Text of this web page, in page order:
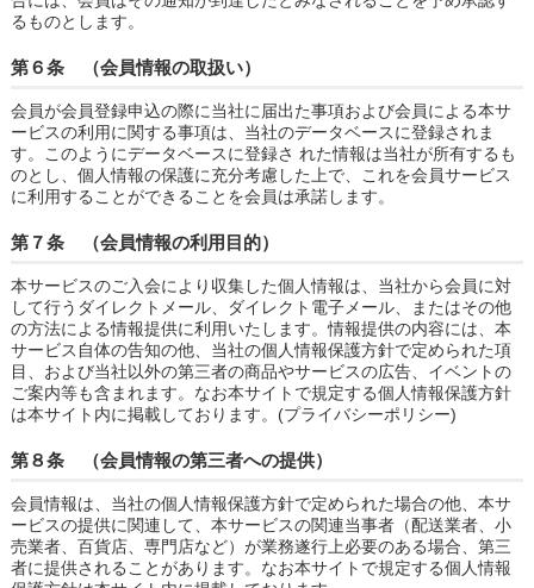
るものとします。
第６条 （会員情報の取扱い）
会員が会員登録申込の際に当社に届出た事項および会員による本サ
ービスの利用に関する事項は、当社のデータベースに登録されま
す。このようにデータベースに登録さ れた情報は当社が所有するも
のとし、個人情報の保護に充分考慮した上で、これを会員サービス
に利用することができることを会員は承諾します。
第７条 （会員情報の利用目的）
本サービスのご入会により収集した個人情報は、当社から会員に対
して行うダイレクトメール、ダイレクト電子メール、またはその他
の方法による情報提供に利用いたします。情報提供の内容には、本
サービス自体の告知の他、当社の個人情報保護方針で定められた項
目、および当社以外の第三者の商品やサービスの広告、イベントの
ご案内等も含まれます。なお本サイトで規定する個人情報保護方針
は本サイト内に掲載しております。(プライバシーポリシー)
第８条 （会員情報の第三者への提供）
会員情報は、当社の個人情報保護方針で定められた場合の他、本サ
ービスの提供に関連して、本サービスの関連当事者（配送業者、小
売業者、百貨店、専門店など）が業務遂行上必要のある場合、第三
者に提供されることがあります。なお本サイトで規定する個人情報